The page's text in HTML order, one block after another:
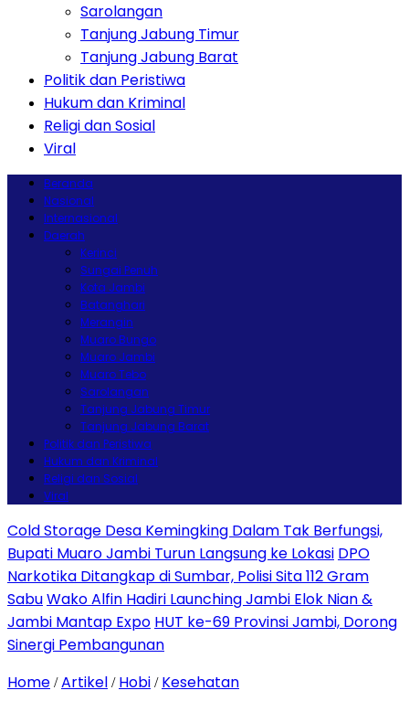
Sarolangan
Tanjung Jabung Timur
Tanjung Jabung Barat
Politik dan Peristiwa
Hukum dan Kriminal
Religi dan Sosial
Viral
Beranda
Nasional
Internasional
Daerah
Kerinci
Sungai Penuh
Kota Jambi
Batanghari
Merangin
Muaro Bungo
Muaro Jambi
Muaro Tebo
Sarolangan
Tanjung Jabung Timur
Tanjung Jabung Barat
Politik dan Peristiwa
Hukum dan Kriminal
Religi dan Sosial
Viral
Cold Storage Desa Kemingking Dalam Tak Berfungsi,
Bupati Muaro Jambi Turun Langsung ke Lokasi DPO
Narkotika Ditangkap di Sumbar, Polisi Sita 112 Gram
SabuWako Alfin Hadiri Launching Jambi Elok Nian &
Jambi Mantap Expo HUT ke-69 Provinsi Jambi, Dorong
Sinergi Pembangunan
Home /Artikel / Hobi / Kesehatan